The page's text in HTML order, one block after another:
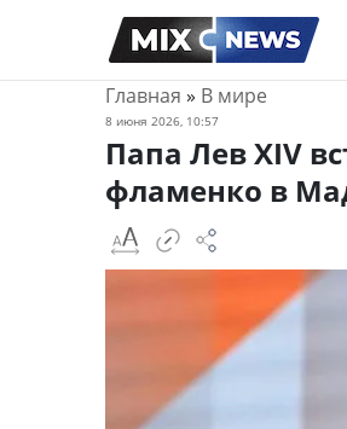
Главная » В мире
8 июня 2026, 10:57
Папа Лев XIV
фламенко в